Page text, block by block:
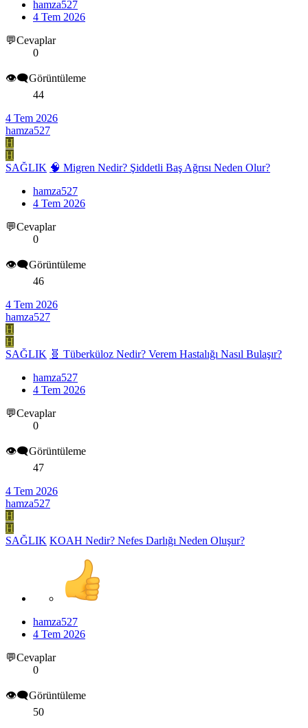
hamza527
4 Tem 2026
💬Cevaplar
0
👁️‍🗨️Görüntüleme
44
4 Tem 2026
hamza527
H
H
SAĞLIK 🧠 Migren Nedir? Şiddetli Baş Ağrısı Neden Olur?
hamza527
4 Tem 2026
💬Cevaplar
0
👁️‍🗨️Görüntüleme
46
4 Tem 2026
hamza527
H
H
SAĞLIK 🧬 Tüberküloz Nedir? Verem Hastalığı Nasıl Bulaşır?
hamza527
4 Tem 2026
💬Cevaplar
0
👁️‍🗨️Görüntüleme
47
4 Tem 2026
hamza527
H
H
SAĞLIK KOAH Nedir? Nefes Darlığı Neden Oluşur?
hamza527
4 Tem 2026
💬Cevaplar
0
👁️‍🗨️Görüntüleme
50